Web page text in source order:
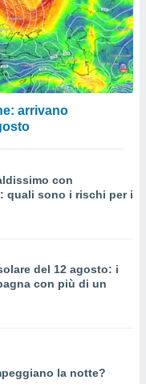
arrivano
con
quali sono i rischi per i
del 12 agosto: i
con più di un
la notte?